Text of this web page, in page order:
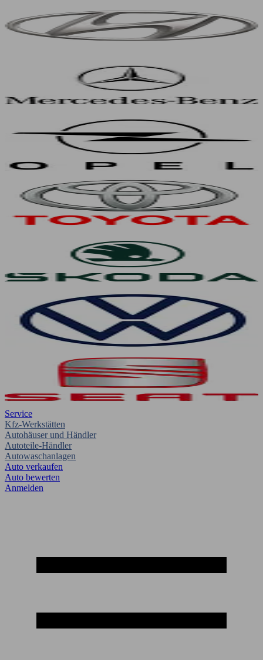
Service
Kfz-Werkstätten
Autohäuser und Händler
Autoteile-Händler
Autowaschanlagen
Auto verkaufen
Auto bewerten
Anmelden